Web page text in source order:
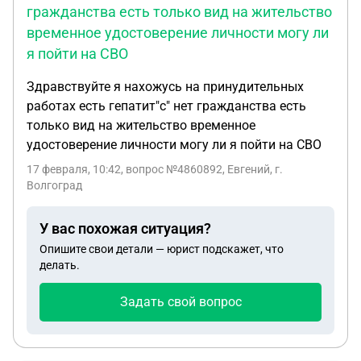
недееспособной наших причин оказалось
недостаточно, она может разговаривать с котом
как с человеком советоваться с ним, она
выкручивает лампочки, не спускает воду за
собой, иногда может включить газ и просто
сидеть забыть, не пользуется ершиком в туалете,
все время рассказывает вымышленные истории и
выдуманных друзей которые у нее там когда то
были в молодости. Но этого не достаточно что бы
сделать ее недееспособной. Нам ответили
время года сейчас, не в состоянии сходить в
магазин, не в состоянии готовить себе,
обслуживать себя не может. А так это все она
делает. И по меркам дееспособности, она просто
вредная старая женщина которая сильно
она не давала мне квитанции что бы я
гражданства есть только вид на жительство
временное удостоверение личности могу ли
я пойти на СВО
Здравствуйте я нахожусь на принудительных
работах есть гепатит"с" нет гражданства есть
только вид на жительство временное
удостоверение личности могу ли я пойти на СВО
17 февраля, 10:42, вопрос №4860892, Евгений, г.
Волгоград
У вас похожая ситуация?
Опишите свои детали — юрист подскажет, что
делать.
Задать свой вопрос